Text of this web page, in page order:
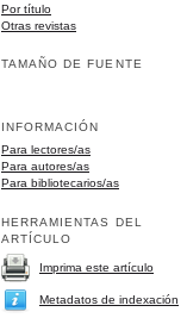
Por título
Otras revistas
TAMAÑO DE FUENTE
INFORMACIÓN
Para lectores/as
Para autores/as
Para bibliotecarios/as
HERRAMIENTAS DEL
ARTÍCULO
Imprima este artículo
Metadatos de indexación